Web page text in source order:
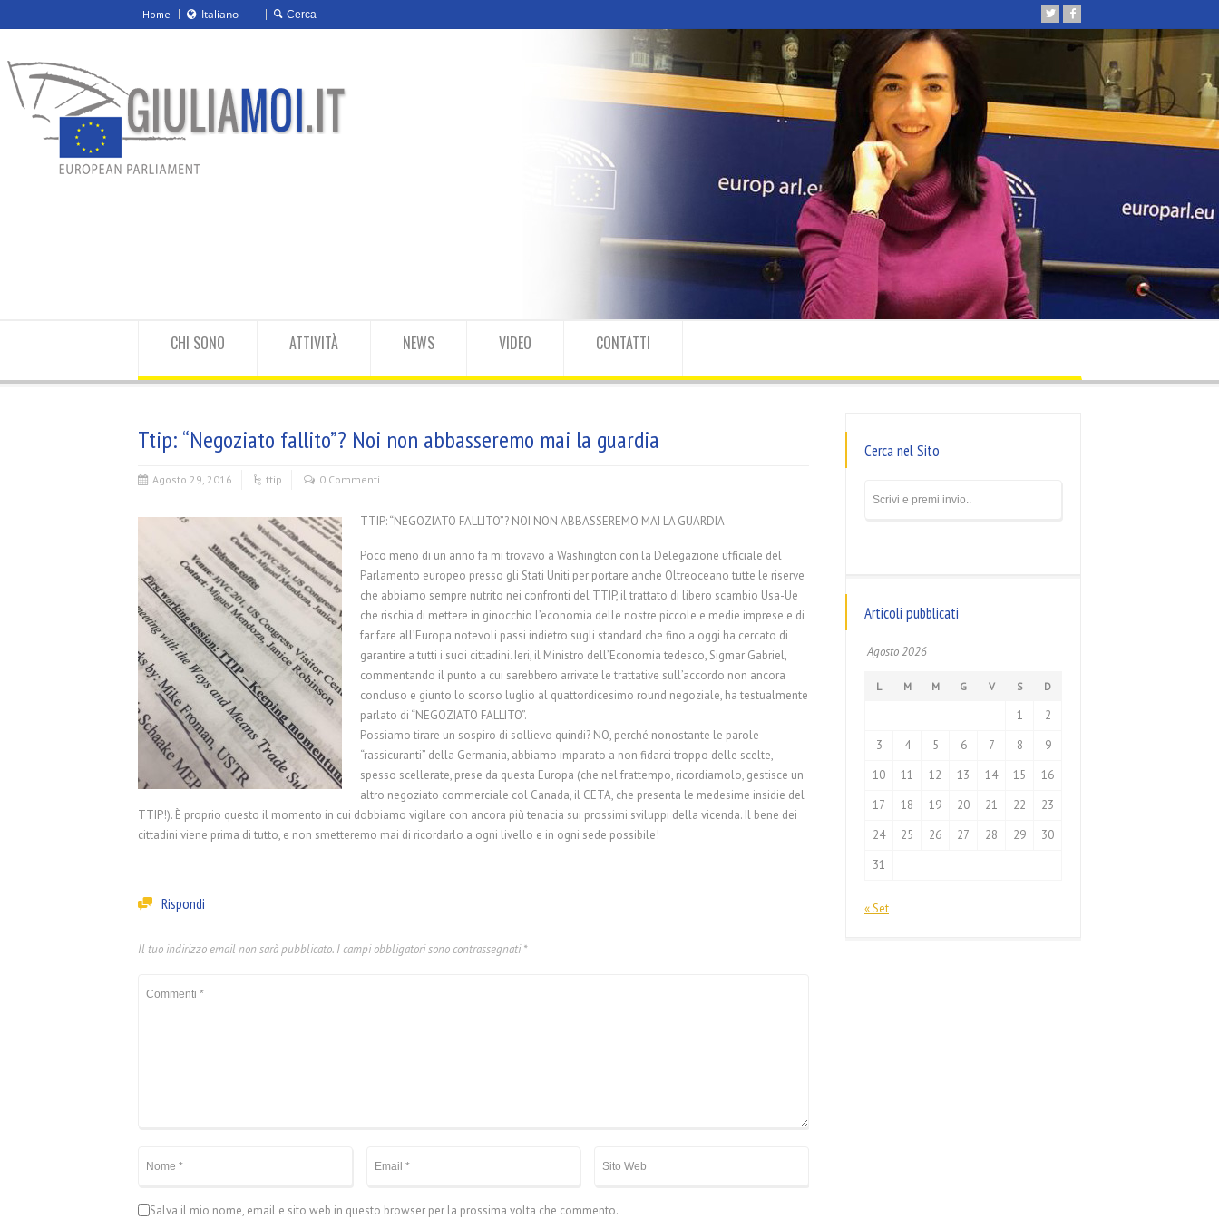
Home Italiano
CHI SONO ATTIVITÀ NEWS VIDEO CONTATTI
Ttip: “Negoziato fallito”? Noi non abbasseremo mai la guardia
Agosto 29, 2016 ttip 0 Commenti
TTIP: “NEGOZIATO FALLITO”? NOI NON ABBASSEREMO MAI LA GUARDIA
Poco meno di un anno fa mi trovavo a Washington con la Delegazione ufficiale del
Parlamento europeo presso gli Stati Uniti per portare anche Oltreoceano tutte le riserve
che abbiamo sempre nutrito nei confronti del TTIP, il trattato di libero scambio Usa-Ue
che rischia di mettere in ginocchio l’economia delle nostre piccole e medie imprese e di
far fare all’Europa notevoli passi indietro sugli standard che fino a oggi ha cercato di
garantire a tutti i suoi cittadini. Ieri, il Ministro dell’Economia tedesco, Sigmar Gabriel,
commentando il punto a cui sarebbero arrivate le trattative sull’accordo non ancora
concluso e giunto lo scorso luglio al quattordicesimo round negoziale, ha testualmente
parlato di “NEGOZIATO FALLITO”.
Possiamo tirare un sospiro di sollievo quindi? NO, perché nonostante le parole
“rassicuranti” della Germania, abbiamo imparato a non fidarci troppo delle scelte,
spesso scellerate, prese da questa Europa (che nel frattempo, ricordiamolo, gestisce un
altro negoziato commerciale col Canada, il CETA, che presenta le medesime insidie del
TTIP!). È proprio questo il momento in cui dobbiamo vigilare con ancora più tenacia sui prossimi sviluppi della vicenda. Il bene dei
cittadini viene prima di tutto, e non smetteremo mai di ricordarlo a ogni livello e in ogni sede possibile!
Rispondi
Il tuo indirizzo email non sarà pubblicato. I campi obbligatori sono contrassegnati*
Salva il mio nome, email e sito web in questo browser per la prossima volta che commento.
Cerca nel Sito
Articoli pubblicati
Agosto 2026
L M M G V S D
1
2
3
4 5 6 7 8
9
10
11 12 13 14 15
16
17
18 19 20 21 22
23
24
25 26 27 28 29
30
31
« Set